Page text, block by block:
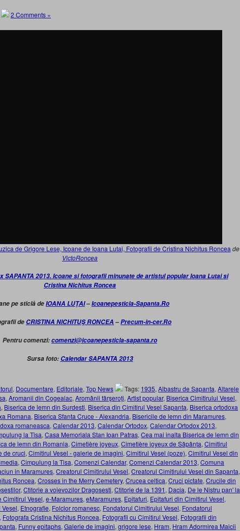
2 Comments »
de Grigore Lese, Icoane de Ioana Lutai, Fotografii de Cristina Nichitus Roncea de
VictoRoncea
SAPANTA 2013. Icoane si fotografii minunate de artistul popular Ioana Lutai si
Cristina Nichitus Roncea
pe sticlă deIOANA LUŢAI–Icoanepesticla-Sapanta.Ro
de CRISTINA NICHITUŞ RONCEA –Precum-in-cer.Ro
Pentru comenzi:comenzi@icoanepesticla-sapanta.ro
Sursa foto: Calendar SAPANTA 2013
, Documentare, Editoriale, Top News Tags: 1935, Albastru de Sapanta, Altarele
, Aromanii din Cogealac, Aromânii fârşeroţi, Artist popular, Biserica Cimitirului Vesel,
, Biserica de lemn din Surdesti, Biserica din Cimitirul Vesel Sapanta, Biserica ortodoxa
Romana, Biserica Sfanta Cruce - Alexandria, Bisericile de lemn din Maramures,
romaneasca, Calendar 2013, Calendar Ortodox, Calendar Ortodox 2013,
la Tisa, Casa Memoriala Stan Ioan Patras, Cea mai inalta Biserica de lemn din
de lemn din Romania, Cimetière joyeux, Cimetière joyeux de Săpânța, Cimitirul
de cruci, Cimitirul Vesel - galerie de imagini, Cimitirul Vesel (poze), Cimitirul Vesel din
, Cimpulung la Tisa, Comenzi Calendar, Comenzi Calendar 2013, Comuna
in Maramures, Creatorul Cimitirului Vesel, Creatorul Cimitirului Vesel din Sapanta,
Roncea, Crosses in the Merry Cemetery, Crucea celtica, Cruci pictate, Crucile din
, Ctitorie a voievozilor Dragosesti, Ctitorie de la 1391, Dacia, De le Nistru pan' la
Cimitirul Vesel, e-Maramures, eMaramures, Epitafuri, Epitafuri din Cimitirul Vesel,
, Etnografie, Folclor romanesc, Fondatorul Cimitirului Vesel, Fondatorul
, Fotografa Cristina Nichitus Roncea, Fotografii cu Cimitirul Vesel, Fotografii din
, Funny epitaphs, Galerie de imagini, grigore lese, Hram, Hram Adormirea Maicii